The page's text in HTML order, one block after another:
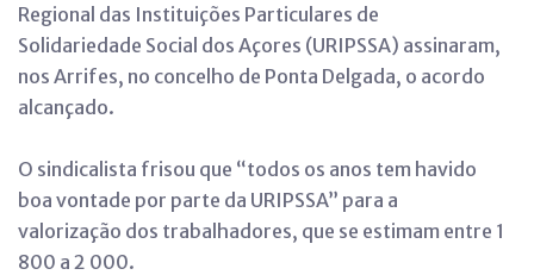
Regional das Instituições Particulares de
Solidariedade Social dos Açores (URIPSSA) assinaram,
nos Arrifes, no concelho de Ponta Delgada, o acordo
alcançado.
O sindicalista frisou que “todos os anos tem havido
boa vontade por parte da URIPSSA” para a
valorização dos trabalhadores, que se estimam entre 1
800 a 2 000.